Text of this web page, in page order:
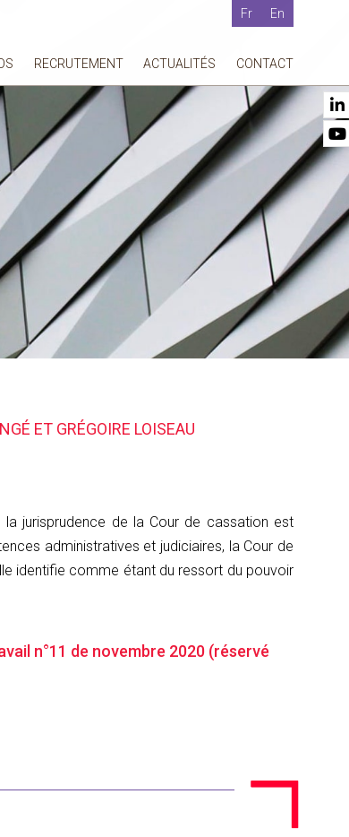
Fr En
RECRUTEMENT ACTUALITÉS CONTACT
ET GRÉGOIRE LOISEAU
jurisprudence de la Cour de cassation est
administratives et judiciaires, la Cour de
identifie comme étant du ressort du pouvoir
n°11 de novembre 2020 (réservé